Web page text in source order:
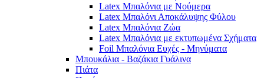
Latex Μπαλόνια με Νούμερα
Latex Μπαλόνι Αποκάλυψης Φύλου
Latex Μπαλόνια Ζώα
Latex Μπαλόνια με εκτυπωμένα Σχήματα
Foil Μπαλόνια Ευχές - Μηνύματα
Μπουκάλια - Βαζάκια Γυάλινα
Πιάτα